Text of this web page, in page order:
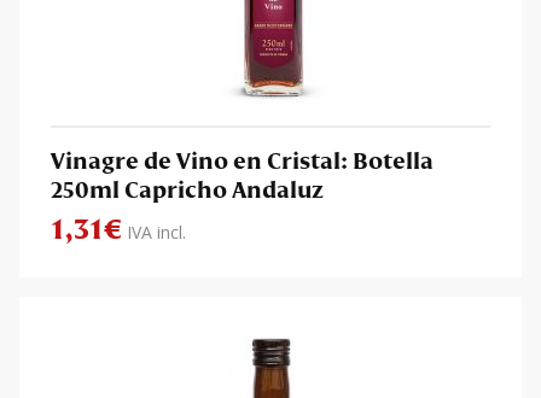
Vinagre de Vino en Cristal: Botella
250ml Capricho Andaluz
1,31€ IVA incl.